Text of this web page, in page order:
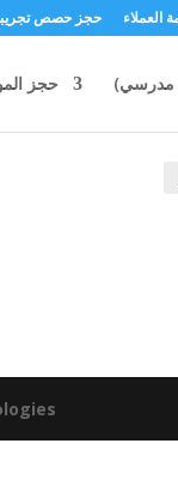
حجز حصص العملاء
حجز مدرسي)